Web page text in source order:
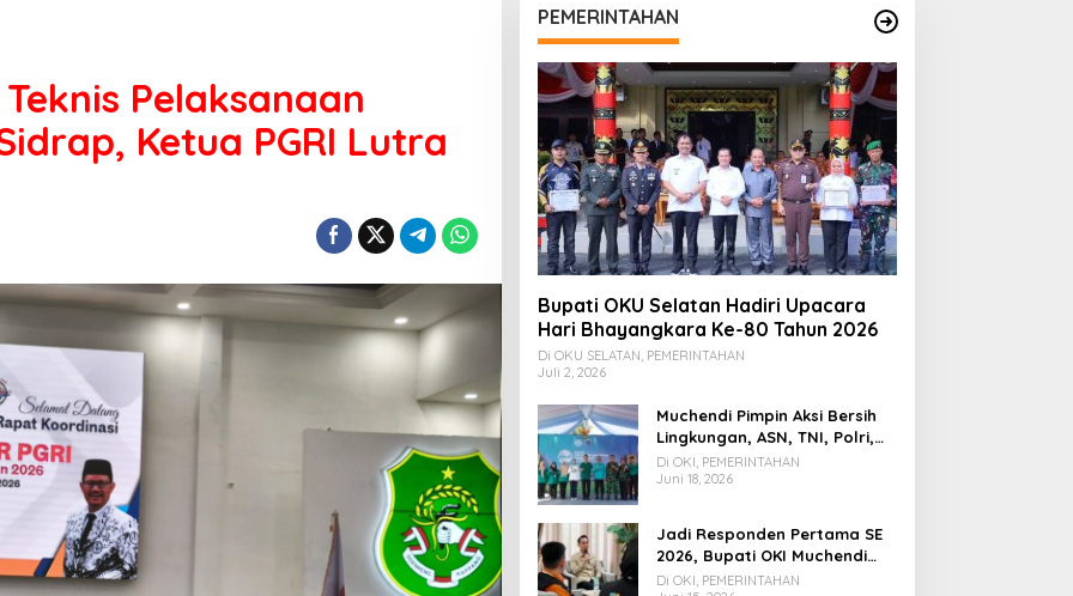
Pelaksanaan
Ketua PGRI Lutra
PEMERINTAHAN
Bupati OKU Selatan Hadiri Upacara
Hari Bhayangkara Ke-80 Tahun 2026
Di OKU SELATAN, PEMERINTAHAN
Juli 2, 2026
Muchendi Pimpin Aksi Bersih
Lingkungan, ASN, TNI, Polri,
dan Warga Bergotong
Royong
Di OKI, PEMERINTAHAN
Juni 18, 2026
Jadi Responden Pertama SE
2026, Bupati OKI Muchendi
Ajak Warga Beri Data Benar
Di OKI, PEMERINTAHAN